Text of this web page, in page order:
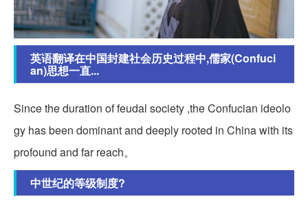
英语翻译在中国封建社会历史过程中,儒家(Confuci
an)思想一直...
Since the duration of feudal society ,the Confucian ideolo
gy has been dominant and deeply rooted in China with its
profound and far reach。
中世纪的等级制度?